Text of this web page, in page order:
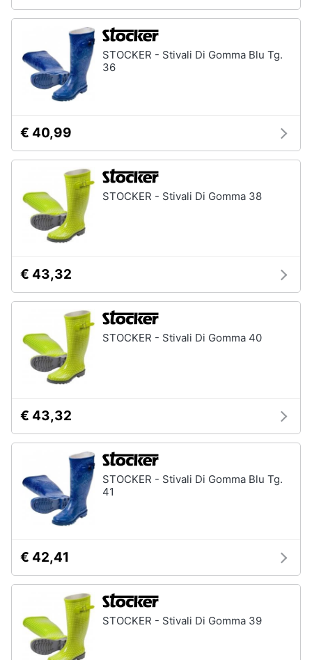
STOCKER - Stivali Di Gomma Blu Tg.
36
€ 40,99
STOCKER - Stivali Di Gomma 38
€ 43,32
STOCKER - Stivali Di Gomma 40
€ 43,32
STOCKER - Stivali Di Gomma Blu Tg.
41
€ 42,41
STOCKER - Stivali Di Gomma 39